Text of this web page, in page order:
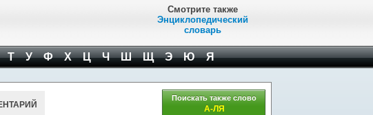
Смотрите также
Энциклопедический
словарь
Т У Ф Х Ц Ч Ш Щ Э Ю Я
Поискать также слово
А-ЛЯ